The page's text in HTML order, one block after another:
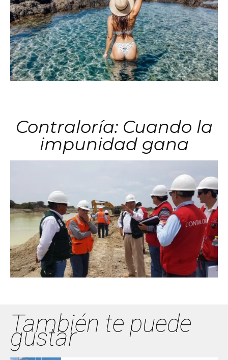
Contraloría: Cuando la
impunidad gana
También te puede
gustar